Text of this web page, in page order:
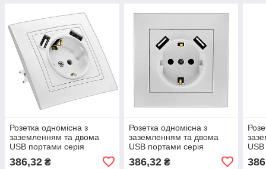
Розетка одномісна з
заземленням та двома
USB портами серія
"ЕЛЕГАНТ" ТМ"MARSHEL"
386,32 ₴
Розетка одномісна з
заземленням та двома
USB портами серія
386,32₴